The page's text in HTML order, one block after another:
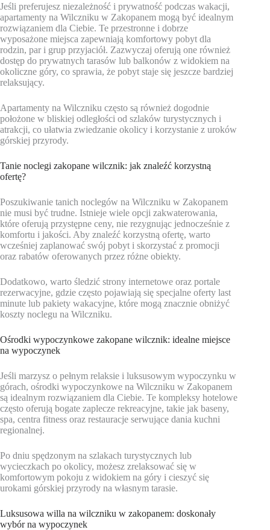
Jeśli preferujesz niezależność i prywatność podczas wakacji,
apartamenty na Wilczniku w Zakopanem mogą być idealnym
rozwiązaniem dla Ciebie. Te przestronne i dobrze
wyposażone miejsca zapewniają komfortowy pobyt dla
rodzin, par i grup przyjaciół. Zazwyczaj oferują one również
dostęp do prywatnych tarasów lub balkonów z widokiem na
okoliczne góry, co sprawia, że pobyt staje się jeszcze bardziej
relaksujący.
Apartamenty na Wilczniku często są również dogodnie
położone w bliskiej odległości od szlaków turystycznych i
atrakcji, co ułatwia zwiedzanie okolicy i korzystanie z uroków
górskiej przyrody.
Tanie noclegi zakopane wilcznik: jak znaleźć korzystną
ofertę?
Poszukiwanie tanich noclegów na Wilczniku w Zakopanem
nie musi być trudne. Istnieje wiele opcji zakwaterowania,
które oferują przystępne ceny, nie rezygnując jednocześnie z
komfortu i jakości. Aby znaleźć korzystną ofertę, warto
wcześniej zaplanować swój pobyt i skorzystać z promocji
oraz rabatów oferowanych przez różne obiekty.
Dodatkowo, warto śledzić strony internetowe oraz portale
rezerwacyjne, gdzie często pojawiają się specjalne oferty last
minute lub pakiety wakacyjne, które mogą znacznie obniżyć
koszty noclegu na Wilczniku.
Ośrodki wypoczynkowe zakopane wilcznik: idealne miejsce
na wypoczynek
Jeśli marzysz o pełnym relaksie i luksusowym wypoczynku w
górach, ośrodki wypoczynkowe na Wilczniku w Zakopanem
są idealnym rozwiązaniem dla Ciebie. Te kompleksy hotelowe
często oferują bogate zaplecze rekreacyjne, takie jak baseny,
spa, centra fitness oraz restauracje serwujące dania kuchni
regionalnej.
Po dniu spędzonym na szlakach turystycznych lub
wycieczkach po okolicy, możesz zrelaksować się w
komfortowym pokoju z widokiem na góry i cieszyć się
urokami górskiej przyrody na własnym tarasie.
Luksusowa willa na wilczniku w zakopanem: doskonały
wybór na wypoczynek